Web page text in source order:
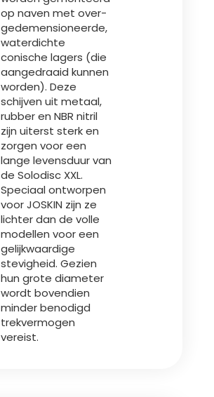
op naven met over-
gedemensioneerde,
waterdichte
conische lagers (die
aangedraaid kunnen
worden). Deze
schijven uit metaal,
rubber en NBR nitril
zijn uiterst sterk en
zorgen voor een
lange levensduur van
de Solodisc XXL.
Speciaal ontworpen
voor JOSKIN zijn ze
lichter dan de volle
modellen voor een
gelijkwaardige
stevigheid. Gezien
hun grote diameter
wordt bovendien
minder benodigd
trekvermogen
vereist.